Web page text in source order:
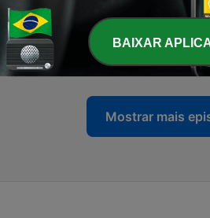
44 - #44 💥SearchGPT: OpenAI Vs
Jake Paul: Desodorantes de
de los JJOO
01 ago. 2024
Mostrar mais
BAIXAR